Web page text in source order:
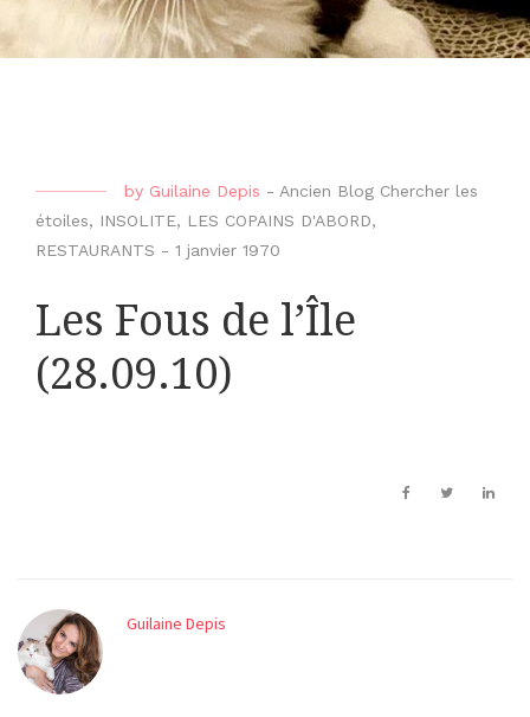
by Guilaine Depis - Ancien Blog Chercher les
étoiles, INSOLITE, LES COPAINS D'ABORD,
RESTAURANTS - 1 janvier 1970
Les Fous de l’Île
(28.09.10)
Guilaine Depis